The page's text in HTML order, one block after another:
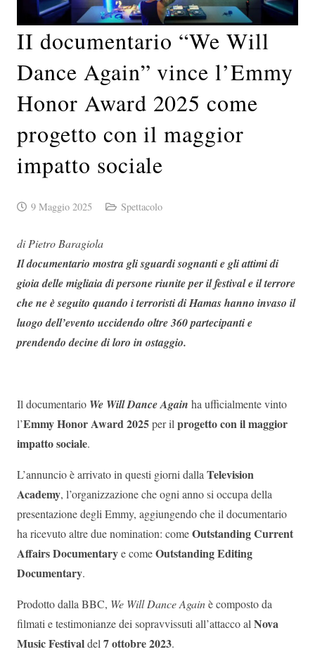
II documentario “We Will
Dance Again” vince l’Emmy
Honor Award 2025 come
progetto con il maggior
impatto sociale
9 Maggio 2025 Spettacolo
di Pietro Baragiola
Il documentario mostra gli sguardi sognanti e gli attimi di
gioia delle migliaia di persone riunite per il festival e il terrore
che ne è seguito quando i terroristi di Hamas hanno invaso il
luogo dell’evento uccidendo oltre 360 partecipanti e
prendendo decine di loro in ostaggio.
Il documentario We Will Dance Again ha ufficialmente vinto
l’Emmy Honor Award 2025per ilprogetto con il maggior
impatto sociale.
L’annuncio è arrivato in questi giorni dallaTelevision
Academy, l’organizzazione che ogni anno si occupa della
presentazione degli Emmy, aggiungendo che il documentario
ha ricevuto altre due nomination: comeOutstanding Current
Affairs Documentarye comeOutstanding Editing
Documentary.
Prodotto dalla BBC, We Will Dance Againè composto da
filmati e testimonianze dei sopravvissuti all’attacco alNova
Music Festivaldel7 ottobre 2023.